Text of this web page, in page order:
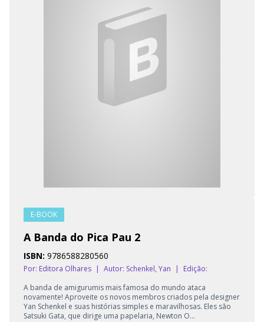
E-BOOK
A Banda do Pica Pau 2
ISBN: 9786588280560
Por: Editora Olhares | Autor: Schenkel, Yan |
Edição:
A banda de amigurumis mais famosa do mundo ataca
novamente! Aproveite os novos membros criados pela designer
Yan Schenkel e suas histórias simples e maravilhosas. Eles são
Satsuki Gata, que dirige uma papelaria, Newton O...